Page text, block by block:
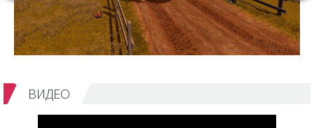
ВИДЕО